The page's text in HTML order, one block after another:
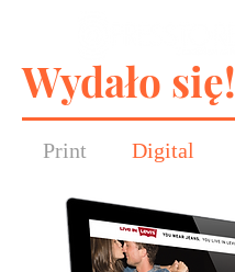
Wydało się!
Print Digital